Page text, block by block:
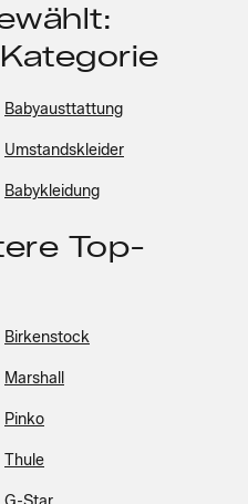
Babyausttattung
Umstandskleider
Babykleidung
Top-
Birkenstock
Marshall
Pinko
Thule